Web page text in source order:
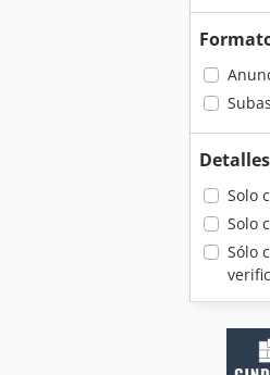
Detalles
Solo
Solo
Sólo